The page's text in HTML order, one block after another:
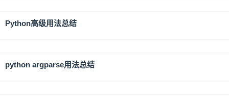
Python高级用法总结
python argparse用法总结